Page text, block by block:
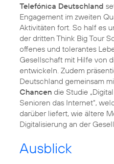
Telefónica Deutschland
Engagement im zweiten
Aktivitäten fort. So half es
der dritten Think Big Tour
offenes und tolerantes
Gesellschaft mit Hilfe von
entwickeln. Zudem
Deutschland gemeinsam
Chancen die Studie
Senioren das Internet“,
darüber liefert, wie ältere
Digitalisierung an der
Ausblick